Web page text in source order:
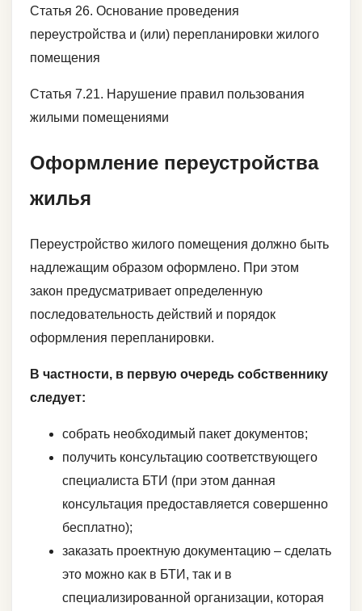
Статья 26. Основание проведения
переустройства и (или) перепланировки жилого
помещения
Статья 7.21. Нарушение правил пользования
жилыми помещениями
Оформление переустройства
жилья
Переустройство жилого помещения должно быть
надлежащим образом оформлено. При этом
закон предусматривает определенную
последовательность действий и порядок
оформления перепланировки.
В частности, в первую очередь собственнику
следует:
собрать необходимый пакет документов;
получить консультацию соответствующего
специалиста БТИ (при этом данная
консультация предоставляется совершенно
бесплатно);
заказать проектную документацию – сделать
это можно как в БТИ, так и в
специализированной организации, которая